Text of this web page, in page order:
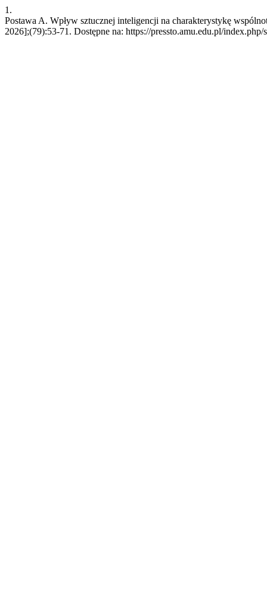
1.
Postawa A. Wpływ sztucznej inteligencji na charakterystykę
2026];(79):53-71. Dostępne na: https://pressto.amu.edu.pl/